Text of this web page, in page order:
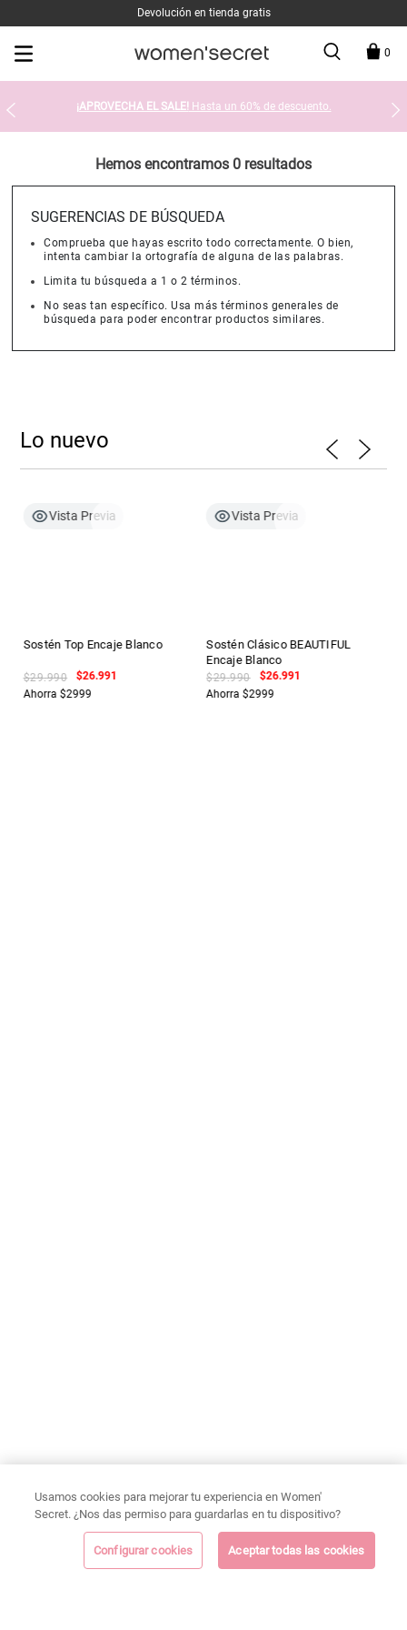
Devolución en tienda gratis
0
¡APROVECHA EL SALE! Hasta un 60% de descuento.
Hemos encontramos 0 resultados
SUGERENCIAS DE BÚSQUEDA
Comprueba que hayas escrito todo correctamente. O bien,
intenta cambiar la ortografía de alguna de las palabras.
Limita tu búsqueda a 1 o 2 términos.
No seas tan específico. Usa más términos generales de
búsqueda para poder encontrar productos similares.
Lo nuevo
Usamos cookies para mejorar tu experiencia en Women'
Secret. ¿Nos das permiso para guardarlas en tu dispositivo?
Configurar cookies Aceptar todas las cookies